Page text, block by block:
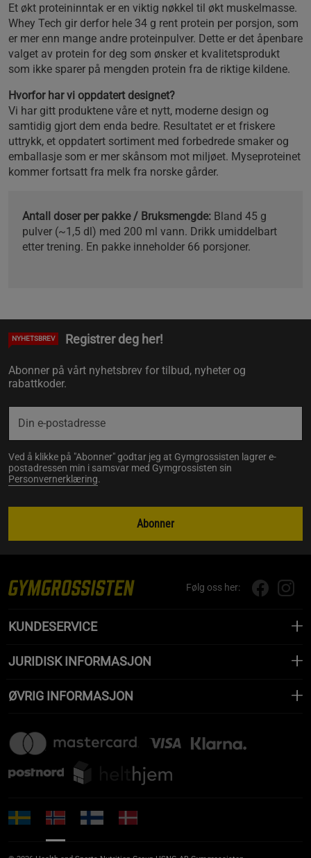
Et økt proteininntak er en viktig nøkkel til økt muskelmasse.
Whey Tech gir derfor hele 34 g rent protein per porsjon, som
er mer enn mange andre proteinpulver. Dette er det åpenbare
valget av protein for deg som ønsker et kvalitetsprodukt
som ikke sparer på mengden protein fra de riktige kildene.
Hvorfor har vi oppdatert designet?
Vi har gitt produktene våre et nytt, moderne design og
samtidig gjort dem enda bedre. Resultatet er et friskere
uttrykk, et oppdatert sortiment med forbedrede smaker og
emballasje som er mer skånsom mot miljøet. Myseproteinet
kommer fortsatt fra melk fra norske gårder.
Antall doser per pakke / Bruksmengde: Bland 45 g
pulver (~1,5 dl) med 200 ml vann. Drikk umiddelbart
etter trening. En pakke inneholder 66 porsjoner.
NYHETSBREV Registrer deg her!
Abonner på vårt nyhetsbrev for tilbud, nyheter og
rabattkoder.
Ved å klikke på "Abonner" godtar jeg at Gymgrossisten lagrer e-
postadressen min i samsvar med Gymgrossisten sin
Personvernerklæring.
Abonner
Følg oss her:
KUNDESERVICE
JURIDISK INFORMASJON
ØVRIG INFORMASJON